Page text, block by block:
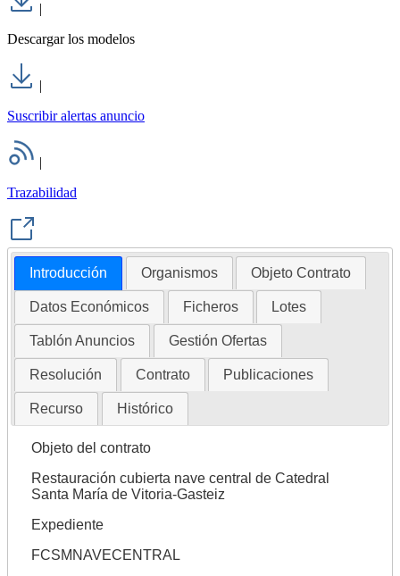
|
Descargar los modelos
|
Suscribir alertas anuncio
|
Trazabilidad
Introducción Organismos Objeto Contrato
Datos Económicos Ficheros Lotes
Tablón Anuncios Gestión Ofertas
Resolución Contrato Publicaciones
Recurso Histórico
Objeto del contrato
Restauración cubierta nave central de Catedral
Santa María de Vitoria-Gasteiz
Expediente
FCSMNAVECENTRAL